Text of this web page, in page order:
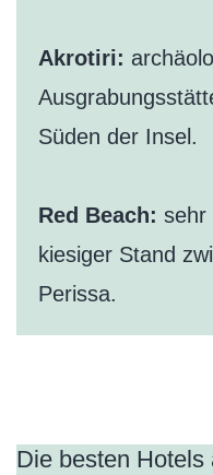
Akrotiri:
Süden der Insel.
Red Beach: sehr
kiesiger Stand
Perissa.
Die besten Hotels